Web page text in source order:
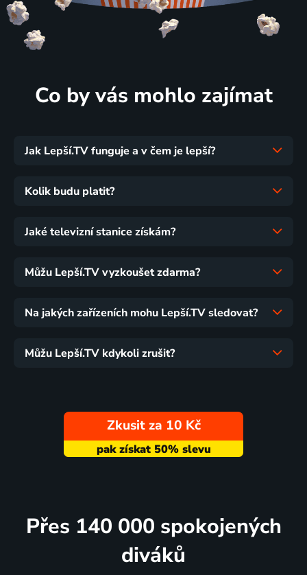
Co by vás mohlo zajímat
Jak Lepší.TV funguje a v čem je lepší?
Kolik budu platit?
Jaké televizní stanice získám?
Můžu Lepší.TV vyzkoušet zdarma?
Na jakých zařízeních mohu Lepší.TV sledovat?
Můžu Lepší.TV kdykoli zrušit?
Zkusit za 10 Kč
Přes 140 000 spokojených
diváků